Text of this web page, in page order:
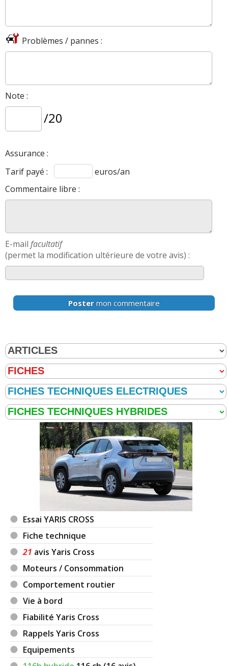
Problèmes / pannes :
Note :
/20
Assurance :
Tarif payé :
euros/an
Commentaire libre :
E-mail facultatif
(permet la modification ultérieure de votre avis) :
Poster mon commentaire
Essai YARIS CROSS
Fiche technique
21 avis Yaris Cross
Moteurs / Consommation
Comportement routier
Vie à bord
Fiabilité Yaris Cross
Rappels Yaris Cross
Equipements